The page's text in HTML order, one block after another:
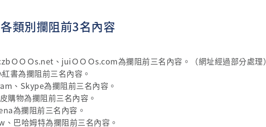
類別攔阻前3名內容
ＯＯＯs.net、juiＯＯＯs.com為攔阻前三名內容。（網址經過部分處理）
書為攔阻前三名內容。
、Skype為攔阻前三名內容。
購物為攔阻前三名內容。
為攔阻前三名內容。
巴哈姆特為攔阻前三名內容。